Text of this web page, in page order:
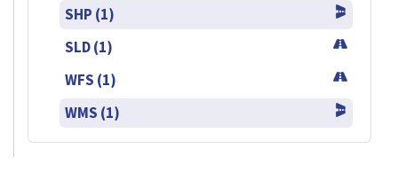
SHP (1)
SLD (1)
WFS (1)
WMS (1)